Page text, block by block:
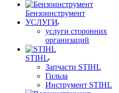
Бензоинструмент
УСЛУГИ
услуги сторонних
организаций
STIHL
Запчасти STIHL
Гильза
Инструмент STIHL